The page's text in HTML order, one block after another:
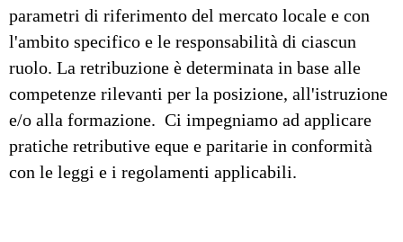
parametri di riferimento del mercato locale e con
l'ambito specifico e le responsabilità di ciascun
ruolo. La retribuzione è determinata in base alle
competenze rilevanti per la posizione, all'istruzione
e/o alla formazione. Ci impegniamo ad applicare
pratiche retributive eque e paritarie in conformità
con le leggi e i regolamenti applicabili.